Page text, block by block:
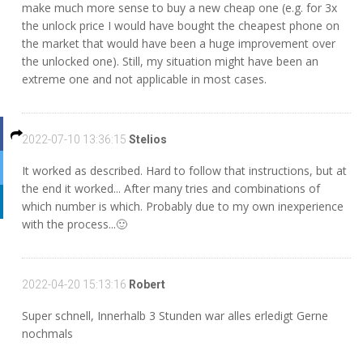
make much more sense to buy a new cheap one (e.g. for 3x
the unlock price I would have bought the cheapest phone on
the market that would have been a huge improvement over
the unlocked one). Still, my situation might have been an
extreme one and not applicable in most cases.
2022-07-10 13:36:15 Stelios
It worked as described. Hard to follow that instructions, but at
the end it worked... After many tries and combinations of
which number is which. Probably due to my own inexperience
with the process...🙂
2022-04-20 15:13:16 Robert
Super schnell, Innerhalb 3 Stunden war alles erledigt Gerne
nochmals